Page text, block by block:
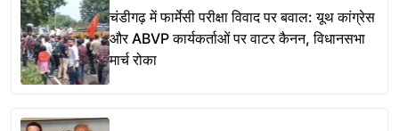
चंडीगढ़ में फार्मेसी परीक्षा विवाद पर बवाल: यूथ कांग्रेस
और ABVP कार्यकर्ताओं पर वाटर कैनन, विधानसभा
मार्च रोका